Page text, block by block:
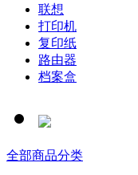
联想
打印机
复印纸
路由器
档案盒
全部商品分类